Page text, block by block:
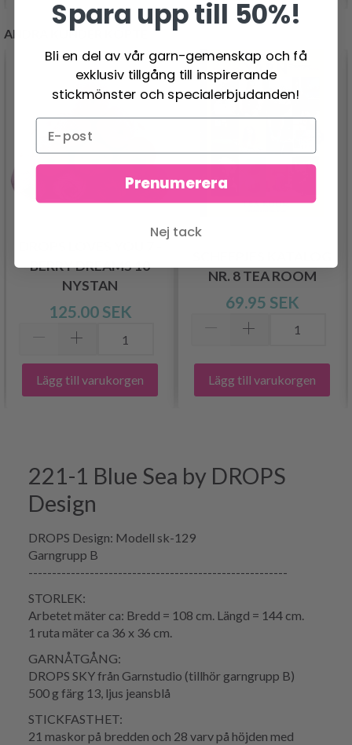
ANDRA KUNDER KÖPTE
BERRY DREAMS 10
NYSTAN
125.00 SEK
Lägg till varukorgen
NR. 8 TEA ROOM
69.95 SEK
Lägg till varukorgen
221-1 Blue Sea by DROPS
Design
DROPS Design: Modell sk-129
Garngrupp B
-------------------------------------------------------
STORLEK:
Arbetet mäter ca: Bredd = 108 cm. Längd = 144 cm.
1 ruta mäter ca 36 x 36 cm.
GARNÅTGÅNG:
DROPS SKY från Garnstudio (tillhör garngrupp B)
500 g färg 13, ljus jeansblå
STICKFASTHET:
21 maskor på bredden och 28 varv på höjden med
Spara upp till 50%!
Bli en del av vår garn-gemenskap och få
exklusiv tillgång till inspirerande
stickmönster och specialerbjudanden!
Prenumerera
Nej tack